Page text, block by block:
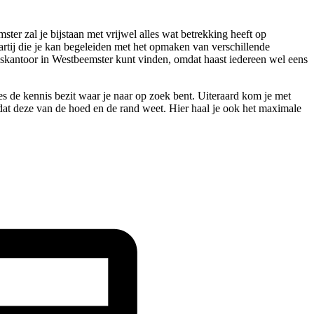
zal je bijstaan met vrijwel alles wat betrekking heeft op
die je kan begeleiden met het opmaken van verschillende
in Westbeemster kunt vinden, omdat haast iedereen wel eens
de kennis bezit waar je naar op zoek bent. Uiteraard kom je met
deze van de hoed en de rand weet. Hier haal je ook het maximale